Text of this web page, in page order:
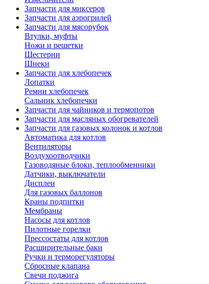
Запчасти для миксеров
Запчасти для аэрогрилей
Запчасти для мясорубок
Втулки, муфты
Ножи и решетки
Шестерни
Шнеки
Запчасти для хлебопечек
Лопатки
Ремни хлебопечек
Сальник хлебопечки
Запчасти для чайников и термопотов
Запчасти для масляных обогревателей
Запчасти для газовых колонок и котлов
Автоматика для котлов
Вентиляторы
Воздухоотводчики
Газоводяные блоки, теплообменники
Датчики, выключатели
Дисплеи
Для газовых баллонов
Краны подпитки
Мембраны
Насосы для котлов
Пилотные горелки
Прессостаты для котлов
Расширительные баки
Ручки и терморегуляторы
Сбросные клапана
Свечи поджига